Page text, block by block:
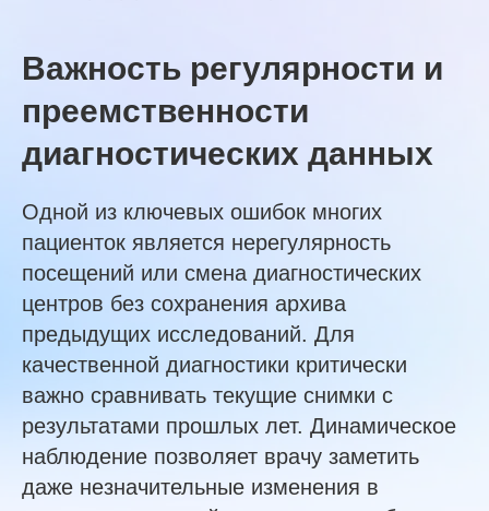
Важность регулярности и
преемственности
диагностических данных
Одной из ключевых ошибок многих
пациенток является нерегулярность
посещений или смена диагностических
центров без сохранения архива
предыдущих исследований. Для
качественной диагностики критически
важно сравнивать текущие снимки с
результатами прошлых лет. Динамическое
наблюдение позволяет врачу заметить
даже незначительные изменения в